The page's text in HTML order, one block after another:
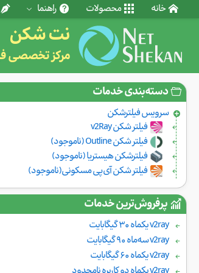
خانه محصولات راهنما
نت شکن
مرکز تخصصی
دسته‌بندی خدمات
سرویس فیلتر‌شکن
فیلتر شکن v2Ray
فیلتر شکن Outline (ناموجود)
فیلترشکن هیستریا (ناموجود)
فیلتر شکن آی‌پی مسکونی(ناموجود)
پرفروش‌ترین خدمات
v2ray یکماه ۳۰ گیگابایت
v2ray سه‌ماه ۹۰ گیگابایت
v2ray یکماه ۶۰ گیگابایت